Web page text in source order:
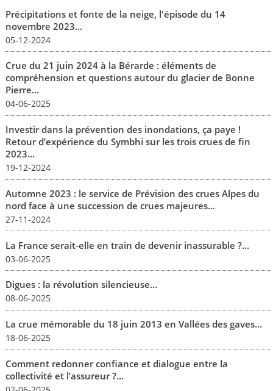
Précipitations et fonte de la neige, l'épisode du 14
novembre 2023...
05-12-2024
Crue du 21 juin 2024 à la Bérarde : éléments de
compréhension et questions autour du glacier de Bonne
Pierre...
04-06-2025
Investir dans la prévention des inondations, ça paye !
Retour d’expérience du Symbhi sur les trois crues de fin
2023...
19-12-2024
Automne 2023 : le service de Prévision des crues Alpes du
nord face à une succession de crues majeures...
27-11-2024
La France serait-elle en train de devenir inassurable ?...
03-06-2025
Digues : la révolution silencieuse...
08-06-2025
La crue mémorable du 18 juin 2013 en Vallées des gaves...
18-06-2025
Comment redonner confiance et dialogue entre la
collectivité et l’assureur ?...